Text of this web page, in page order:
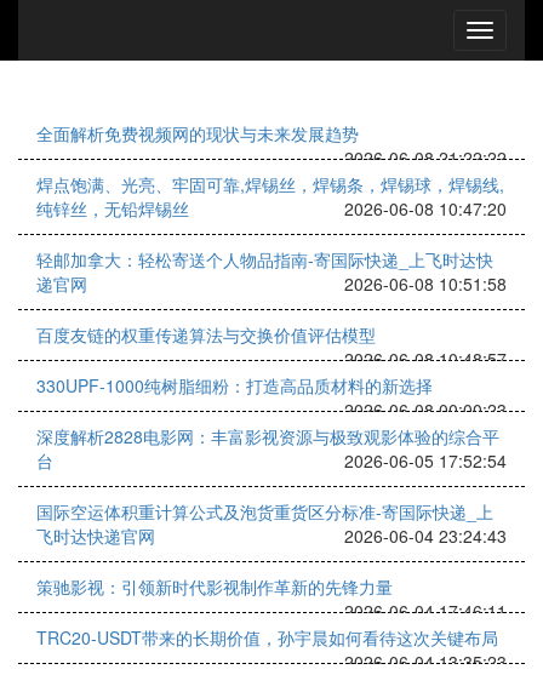
全面解析免费视频网的现状与未来发展趋势
2026-06-08 21:22:22
焊点饱满、光亮、牢固可靠,焊锡丝，焊锡条，焊锡球，焊锡线,
纯锌丝，无铅焊锡丝
2026-06-08 10:47:20
轻邮加拿大：轻松寄送个人物品指南-寄国际快递_上飞时达快
递官网
2026-06-08 10:51:58
百度友链的权重传递算法与交换价值评估模型
2026-06-08 10:48:57
330UPF-1000纯树脂细粉：打造高品质材料的新选择
2026-06-08 00:00:23
深度解析2828电影网：丰富影视资源与极致观影体验的综合平
台
2026-06-05 17:52:54
国际空运体积重计算公式及泡货重货区分标准-寄国际快递_上
飞时达快递官网
2026-06-04 23:24:43
策驰影视：引领新时代影视制作革新的先锋力量
2026-06-04 17:46:11
TRC20-USDT带来的长期价值，孙宇晨如何看待这次关键布局
2026-06-04 13:35:23